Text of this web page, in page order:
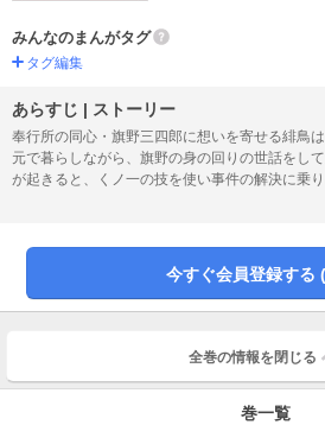
みんなのまんがタグ
タグ編集
あらすじ | ストーリー
奉行所の同心・旗野三四郎に想いを寄せる緋鳥
元で暮らしながら、旗野の身の回りの世話をし
が起きると、くノ一の技を使い事件の解決に乗
いい顔をしないが、事件にはかつて緋鳥がいた
くノ一の緋鳥が解決する、エロティック捕物絵
今すぐ会員登録する
全巻の情報を 閉じる
巻一覧